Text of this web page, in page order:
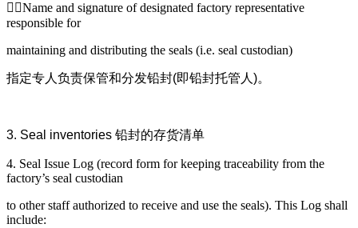
Name and signature of designated factory representative
responsible for
maintaining and distributing the seals (i.e. seal custodian)
指定专人负责保管和分发铅封(即铅封托管人 )。
3. Seal inventories 铅封的存货清单
4. Seal Issue Log (record form for keeping traceability from the
factory’s seal custodian
to other staff authorized to receive and use the seals). This Log shall
include: